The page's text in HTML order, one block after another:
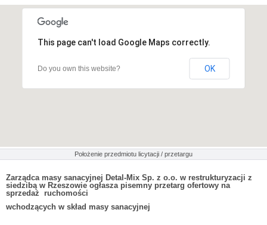
This page can't load Google Maps correctly.
Do you own this website? OK
Położenie przedmiotu licytacji / przetargu
Zarządca masy sanacyjnej Detal-Mix Sp. z o.o. w restrukturyzacji z
siedzibą w Rzeszowie ogłasza pisemny przetarg ofertowy na
sprzedaż ruchomości
wchodzących w skład masy sanacyjnej